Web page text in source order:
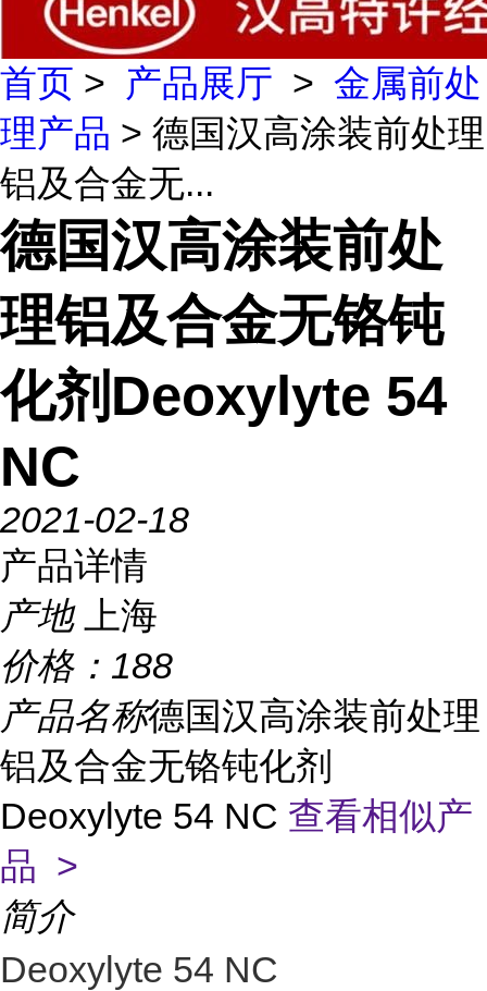
首页 > 产品展厅 > 金属前处
理产品 > 德国汉高涂装前处理
铝及合金无...
德国汉高涂装前处
理铝及合金无铬钝
化剂Deoxylyte 54
NC
2021-02-18
产品详情
产地
上海
价格： 188
产品名称德国汉高涂装前处理
铝及合金无铬钝化剂
Deoxylyte 54 NC 查看相似产
品 >
简介
Deoxylyte 54 NC